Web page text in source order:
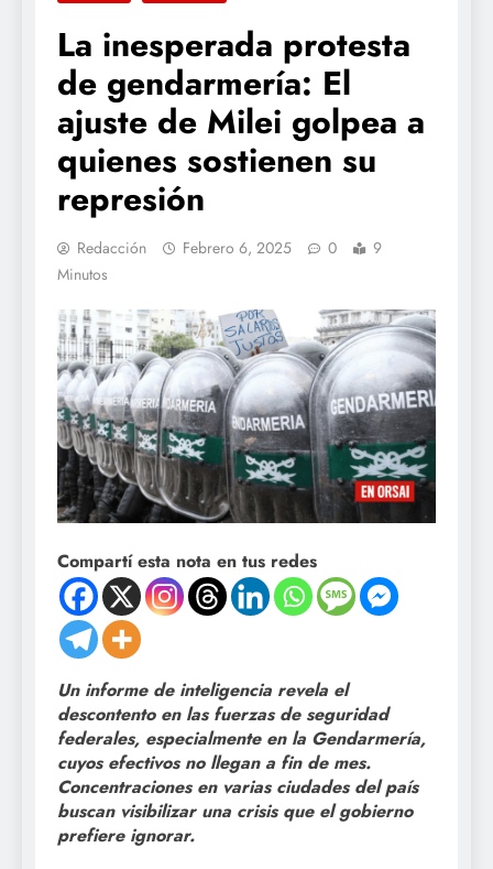
La inesperada protesta
de gendarmería: El
ajuste de Milei golpea a
quienes sostienen su
represión
Redacción Febrero 6, 2025 0
9
Minutos
Compartí esta nota en tus redes
Un informe de inteligencia revela el
descontento en las fuerzas de seguridad
federales, especialmente en la Gendarmería,
cuyos efectivos no llegan a fin de mes.
Concentraciones en varias ciudades del país
buscan visibilizar una crisis que el gobierno
prefiere ignorar.